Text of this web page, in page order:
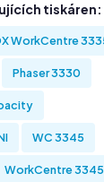
tiskáren:
WorkCentre
Phaser 3330
WC 3345
WorkCentre 3345